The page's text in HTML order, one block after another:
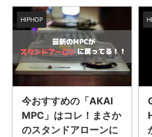
HIPHOP
今おすすめの「AKAI
MPC」はコレ！まさか
のスタンドアローンに